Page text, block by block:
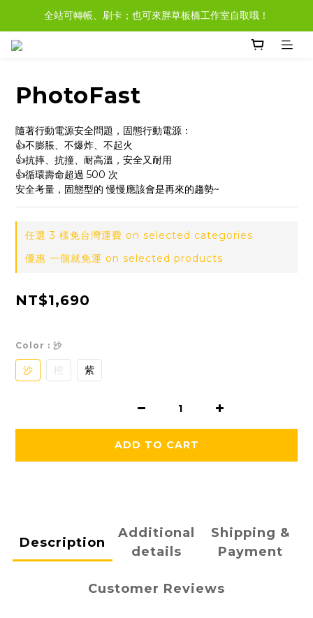
現貨商品，大多都可任選３樣免運哦。
全站可轉帳、刷卡；也可來胖草板橋工作室自取哦！
現貨於非假日３pm前完成付款，當日即可寄出！
PhotoFast
隨著行動電源安全問題，固態行動電源：
👍不膨脹、不爆炸、不起火
👍抗摔、抗撞、耐高溫，安全又耐用
👍循環壽命超過 500 次
安全考量，固態型的 慢慢應該會是再來的趨勢~
任選 3 樣免台灣運費 on selected categories
優惠 一個就免運 on selected products
NT$1,690
Color : 沙
沙 橙 紫
ADD TO CART
Description
Additional
details
Shipping &
Payment
Customer Reviews